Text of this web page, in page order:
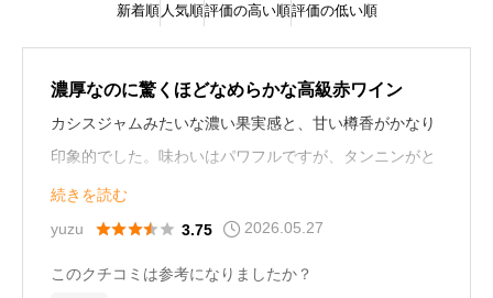
新着順 人気順評価の高い順評価の低い順
濃厚なのに驚くほどなめらかな高級赤ワイン
カシスジャムみたいな濃い果実感と、甘い樽香がかなり
印象的でした。味わいはパワフルですが、タンニンがと
てもなめらかで飲みやすいです。濃厚系なのに荒さがな
く、全体的にリッチでまとまりがあります。ステーキや
別な赤を飲んでる感」をしっかり楽しめる一本でした。
続きを読む
yuzu
 3.75 2026.05.27
このクチコミは参考になりましたか？